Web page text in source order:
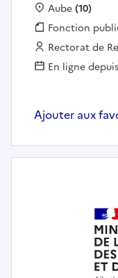
Localisation :
Aube(10)
Fonction
Fonction
Employeur :
Rectorat de
En ligne
Ajouter aux